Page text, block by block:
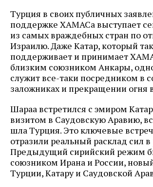
Турция в своих публичных
поддержке ХАМАСа выступает
из самых враждебных стран по
Израилю. Даже Катар, который
поддерживает и принимает
близким союзником Анкары,
служит все-таки посредником в
заложниках и прекращении огня
Шараа встретился с эмиром
визитом в ​​Саудовскую Аравию,
шла Турция. Это ключевые
отразили реальный расклад сил в
Предыдущий сирийский режим
союзником Ирана и России,
Турции, Катару и Саудовской